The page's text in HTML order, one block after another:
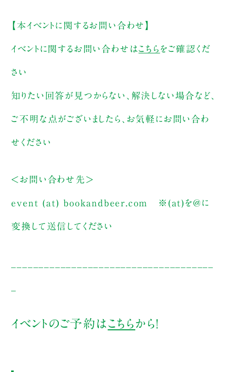
【本イベントに関するお問い合わせ】
イベントに関するお問い合わせはこちら をご確認くだ
さい
知りたい回答が見つからない、解決しない場合など、
ご不明な点がございましたら、お気軽にお問い合わ
せください
＜お問い合わせ先＞
event (at) bookandbeer.com ※(at)を@に
変換して送信してください
イベントのご予約はこちらから！